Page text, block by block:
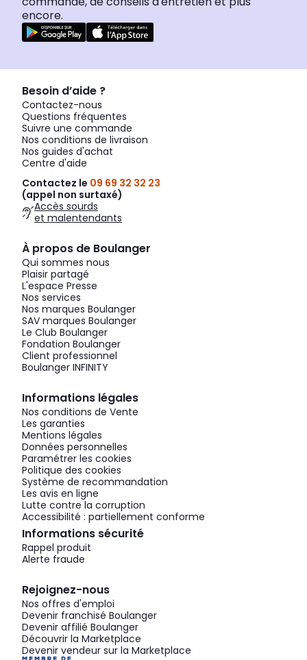
encore.
Besoin d’aide ?
Contactez-nous
Questions fréquentes
Suivre une commande
Nos conditions de livraison
Nos guides d'achat
Centre d'aide
Contactez le 09 69 32 32 23
(appel non surtaxé)
Accès sourds
et malentendants
À propos de Boulanger
Qui sommes nous
Plaisir partagé
L'espace Presse
Nos services
Nos marques Boulanger
SAV marques Boulanger
Le Club Boulanger
Fondation Boulanger
Client professionnel
Boulanger INFINITY
Informations légales
Nos conditions de Vente
Les garanties
Mentions légales
Données personnelles
Paramétrer les cookies
Politique des cookies
Système de recommandation
Les avis en ligne
Lutte contre la corruption
Accessibilité : partiellement conforme
Informations sécurité
Rappel produit
Alerte fraude
Rejoignez-nous
Nos offres d'emploi
Devenir franchisé Boulanger
Devenir affilié Boulanger
Découvrir la Marketplace
Devenir vendeur sur la Marketplace